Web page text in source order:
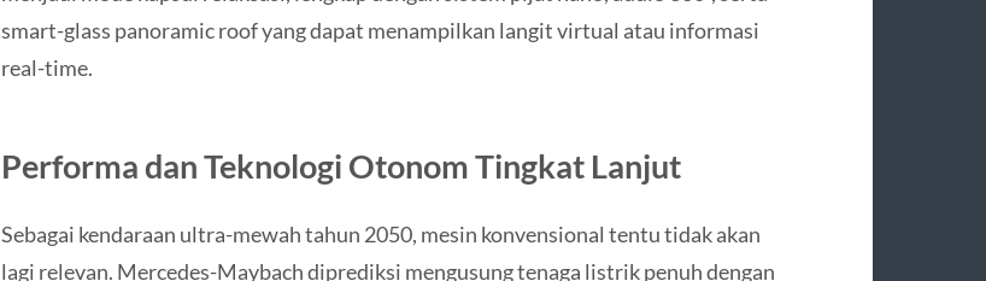
smart-glass panoramic roof yang dapat menampilkan langit virtual atau informasi
real-time.
Performa dan Teknologi Otonom Tingkat Lanjut
Sebagai kendaraan ultra-mewah tahun 2050, mesin konvensional tentu tidak akan
lagi relevan. Mercedes-Maybach diprediksi mengusung tenaga listrik penuh dengan